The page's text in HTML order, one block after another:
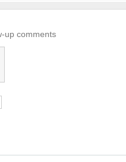
up comments